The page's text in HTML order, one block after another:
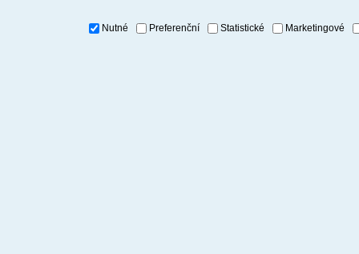
Nutné Preferenční Statistické Marketingové